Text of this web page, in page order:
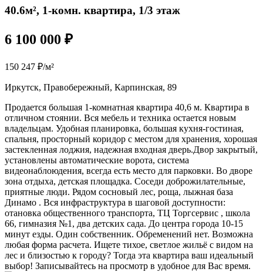
40.6м², 1-комн. квартира, 1/3 этаж
6 100 000 ₽
150 247 ₽/м²
Иркутск, Правобережный, Карпинская, 89
Продается большая 1-комнатная квартира 40,6 м. Квартира в
отличном стоянии. Вся мебель и техника остается новым
владельцам. Удобная планировка, большая кухня-гостиная,
спальня, просторный коридор с местом для хранения, хорошая
застекленная лоджия, надежная входная дверь.Двор закрытый,
установлены автоматические ворота, система
видеонаблоюдения, всегда есть место для парковки. Во дворе
зона отдыха, детская площадка. Соседи доброжилательные,
приятные люди. Рядом сосновый лес, роща, лыжная база
Динамо . Вся инфраструктура в шаговой доступности:
отановка общественного транспорта, ТЦ Торгсервис , школа
66, гимназия №1, два детских сада. До центра города 10-15
минут езды. Один собственник. Обременений нет. Возможна
любая форма расчета. Ищете тихое, светлое жильё с видом на
лес и близостью к городу? Тогда эта квартира ваш идеальный
выбор! Записывайтесь на просмотр в удобное для Вас время.